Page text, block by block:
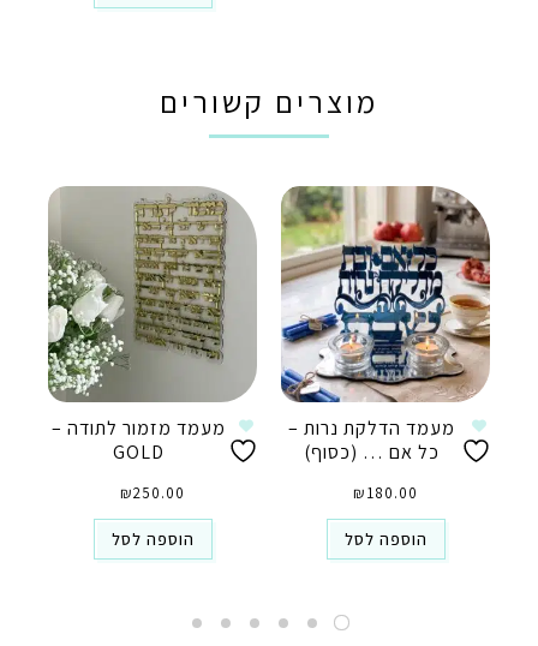
מוצרים קשורים
מעמד הדלקת נרות –
כל אם … (כסוף)
₪180.00
הוספה לסל
מעמד מזמור לתודה –
GOLD
₪250.00
הוספה לסל